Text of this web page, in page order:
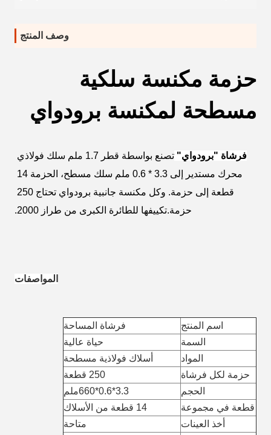
وصف المنتج
حزمة مكنسة سلكية
مسطحة لمكنسة برودواي
فرشاة "برودواي"
حزمة.تكييفها للطائرة الكبرى من طراز 2000.
المواصفات
اسم المنتج
فرشاة المساحة
السمة
حياة عالية
المواد
أسلاك فولاذية مسطحة
حزمة لكل فرشاة
250 قطعة
الحجم
3.3*0.6*660ملم
قطعة في مجموعة
14 قطعة من الأسلاك
أخذ العينات
متاحة